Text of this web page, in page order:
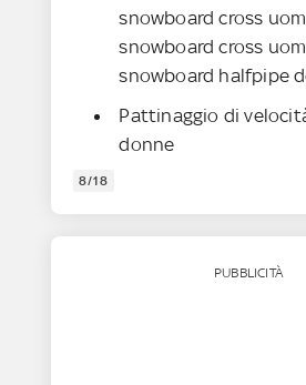
snowboard cross
snowboard cross
snowboard halfpipe
Pattinaggio di
donne
8/18
PUBBLICITÀ